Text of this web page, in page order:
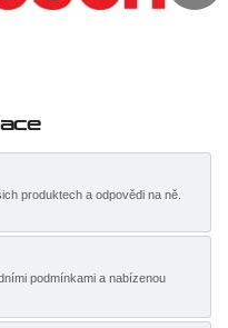
produktech a odpovědi na ně.
podmínkami a nabízenou